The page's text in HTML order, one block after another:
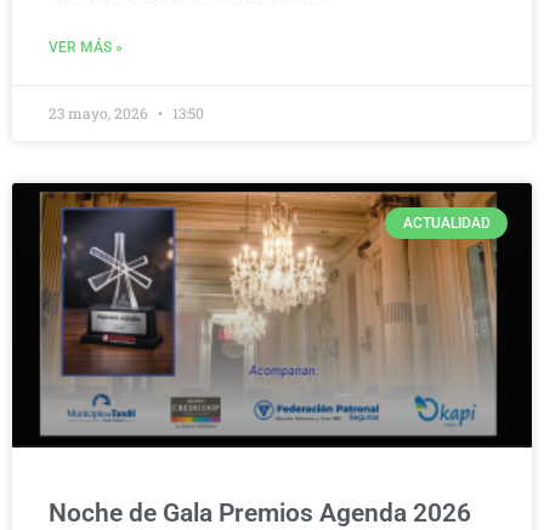
VER MÁS »
23 mayo, 2026 13:50
ACTUALIDAD
Noche de Gala Premios Agenda 2026